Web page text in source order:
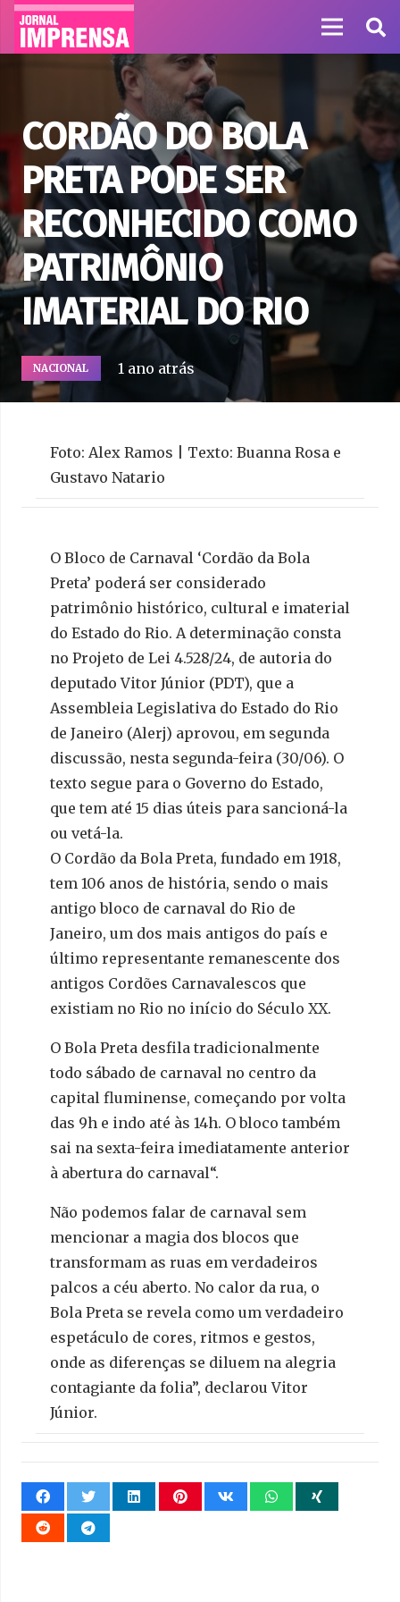
CORDÃO DO BOLA
PRETA PODE SER
RECONHECIDO COMO
PATRIMÔNIO
IMATERIAL DO RIO
NACIONAL 1 ano atrás
Foto: Alex Ramos | Texto: Buanna Rosa e
Gustavo Natario
O Bloco de Carnaval ‘Cordão da Bola
Preta’ poderá ser considerado
patrimônio histórico, cultural e imaterial
do Estado do Rio. A determinação consta
no Projeto de Lei 4.528/24, de autoria do
deputado Vitor Júnior (PDT), que a
Assembleia Legislativa do Estado do Rio
de Janeiro (Alerj) aprovou, em segunda
discussão, nesta segunda-feira (30/06). O
texto segue para o Governo do Estado,
que tem até 15 dias úteis para sancioná-la
ou vetá-la.
O Cordão da Bola Preta, fundado em 1918,
tem 106 anos de história, sendo o mais
antigo bloco de carnaval do Rio de
Janeiro, um dos mais antigos do país e
último representante remanescente dos
antigos Cordões Carnavalescos que
existiam no Rio no início do Século XX.
O Bola Preta desfila tradicionalmente
todo sábado de carnaval no centro da
capital fluminense, começando por volta
das 9h e indo até às 14h. O bloco também
sai na sexta-feira imediatamente anterior
à abertura do carnaval“.
Não podemos falar de carnaval sem
mencionar a magia dos blocos que
transformam as ruas em verdadeiros
palcos a céu aberto. No calor da rua, o
Bola Preta se revela como um verdadeiro
espetáculo de cores, ritmos e gestos,
onde as diferenças se diluem na alegria
contagiante da folia”, declarou Vitor
Júnior.